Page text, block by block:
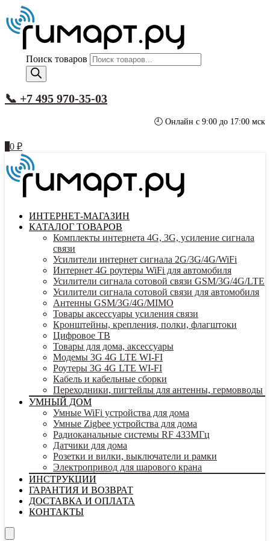
Поиск товаров
📞 +7 495 970-35-03
🕘 Онлайн с 9:00 до 17:00 мск
0 ₽
ИНТЕРНЕТ-МАГАЗИН
КАТАЛОГ ТОВАРОВ
Комплекты интернета 4G, 3G, усиление сигнала
связи
Усилители интернет сигнала 2G/3G/4G/WiFi
Интернет 4G роутеры WiFi для автомобиля
Усилители сигнала сотовой связи GSM/3G/4G/LTE
Усилители сигнала сотовой связи для автомобиля
Антенны GSM/3G/4G/MIMO
Товары аксессуары усиления связи
Кронштейны, крепления, полки, флагштоки
Цифровое ТВ
Товары для дома, аксессуары
Модемы 3G 4G LTE WI-FI
Роутеры 3G 4G LTE WI-FI
Кабель и кабельные сборки
Переходники, пигтейлы для антенны, гермовводы
УМНЫЙ ДОМ
Умные WiFi устройства для дома
Умные Zigbee устройства для дома
Радиоканальные системы RF 433МГц
Датчики для дома
Розетки и вилки, выключатели и рамки
Электропривод для шарового крана
ИНСТРУКЦИИ
ГАРАНТИЯ И ВОЗВРАТ
ДОСТАВКА И ОПЛАТА
КОНТАКТЫ